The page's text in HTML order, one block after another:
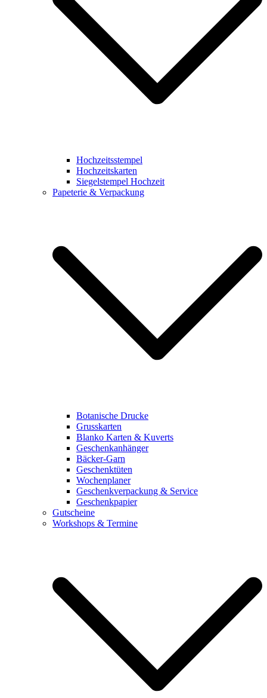
Hochzeitsstempel
Hochzeitskarten
Siegelstempel Hochzeit
Papeterie & Verpackung
Botanische Drucke
Grusskarten
Blanko Karten & Kuverts
Geschenkanhänger
Bäcker-Garn
Geschenktüten
Wochenplaner
Geschenkverpackung & Service
Geschenkpapier
Gutscheine
Workshops & Termine